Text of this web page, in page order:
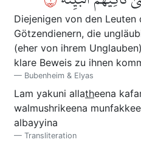
Diejenigen von den
Götzendienern, die
(eher von ihrem
klare Beweis zu ihnen
Bubenheim & Elyas
Lam yakuni allatheena
walmushrikeena
albayyina
Transliteration